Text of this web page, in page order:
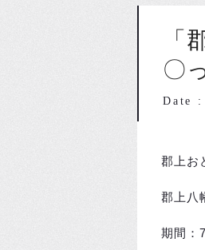
「
〇
Date :
郡上お
郡上八
期間：